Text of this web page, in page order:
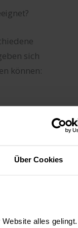
Über Cookies
alles gelingt.
sich
können:
Die